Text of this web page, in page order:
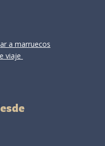
a marruecos
viaje